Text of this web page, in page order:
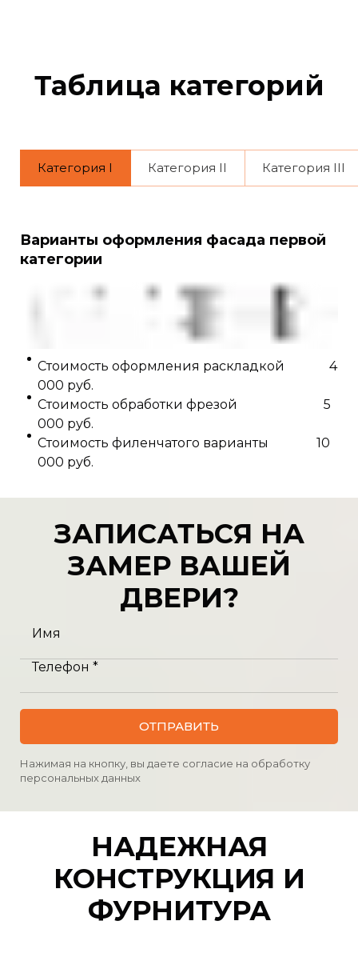
Таблица категорий
Категория I Категория II Категория III
Варианты оформления фасада первой
категории
Стоимость оформления раскладкой 4
000 руб.
Стоимость обработки фрезой 5
000 руб.
Стоимость филенчатого варианты 10
000 руб.
ЗАПИСАТЬСЯ НА
ЗАМЕР ВАШЕЙ
ДВЕРИ?
Имя
Телефон *
ОТПРАВИТЬ
Нажимая на кнопку, вы даете согласие на обработку
персональных данных
НАДЕЖНАЯ
КОНСТРУКЦИЯ И
ФУРНИТУРА